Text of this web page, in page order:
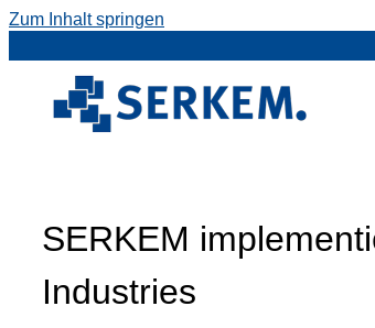
Zum Inhalt springen
SERKEM
Industries